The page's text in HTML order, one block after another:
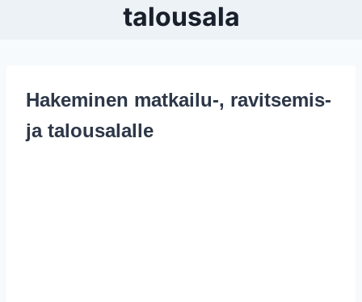
talousala
Hakeminen matkailu-, ravitsemis-
ja talousalalle